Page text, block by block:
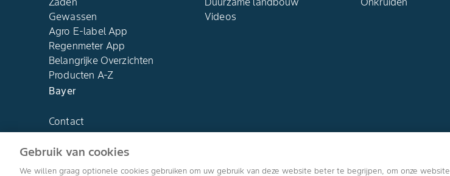
Gewassen
Agro E-label App
Regenmeter App
Belangrijke Overzichten
Producten A-Z
Videos
Bayer
Contact
Over ons
Volg ons
Gebruik van cookies
We willen graag optionele cookies gebruiken om uw gebruik van deze website beter te begrijpen, om onze website